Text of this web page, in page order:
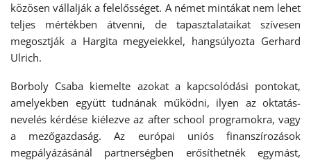
közösen vállalják a felelősséget. A német mintákat nem lehet
teljes mértékben átvenni, de tapasztalataikat szívesen
megosztják a Hargita megyeiekkel, hangsúlyozta Gerhard
Ulrich.
Borboly Csaba kiemelte azokat a kapcsolódási pontokat,
amelyekben együtt tudnának működni, ilyen az oktatás-
nevelés kérdése kiélezve az after school programokra, vagy
a mezőgazdaság. Az európai uniós finanszírozások
megpályázásánál partnerségben erősíthetnék egymást,